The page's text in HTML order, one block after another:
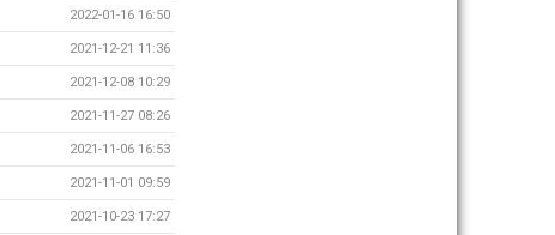
2022-01-16 16:50
2021-12-21 11:36
2021-12-08 10:29
2021-11-27 08:26
2021-11-06 16:53
2021-11-01 09:59
2021-10-23 17:27